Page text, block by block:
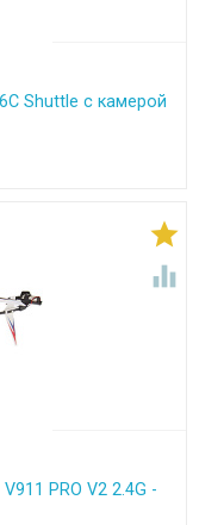
Shuttle с камерой


PRO V2 2.4G -